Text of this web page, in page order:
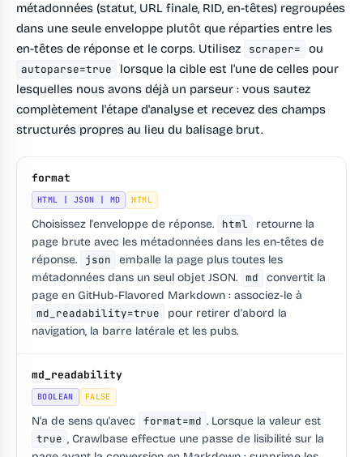
métadonnées (statut, URL finale, RID, en-têtes) regroupées
dans une seule enveloppe plutôt que réparties entre les
en-têtes de réponse et le corps. Utilisez
scraper= ou
autoparse=true
lorsque la cible est l'une de celles pour
lesquelles nous avons déjà un parseur : vous sautez
complètement l'étape d'analyse et recevez des champs
structurés propres au lieu du balisage brut.
format
HTML | JSON | MD HTML
Choisissez l'enveloppe de réponse. html
retourne la
page brute avec les métadonnées dans les en-têtes de
réponse.
json
emballe la page plus toutes les
métadonnées dans un seul objet JSON. md
convertit la
page en GitHub-Flavored Markdown : associez-le à
md_readability=true
pour retirer d'abord la
navigation, la barre latérale et les pubs.
md_readability
BOOLEAN FALSE
N'a de sens qu'avec format=md . Lorsque la valeur est
true , Crawlbase effectue une passe de lisibilité sur la